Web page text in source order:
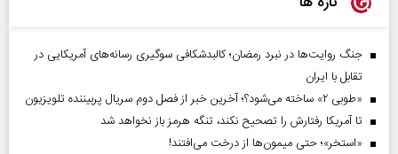
جنگ روایت‌ها در نبرد رمضان؛ کالبدشکافی سوگیری رسانه‌های آمریکایی در
تقابل با ایران
«طوبی ۲» ساخته می‌شود؟؛ آخرین خبر از فصل دوم سریال پربیننده تلویزیون
تا آمریکا رفتارش را تصحیح نکند، تنگه هرمز باز نخواهد شد
«استخر»‌‌؛ حتی میمون‌ها از درخت می‌افتند!